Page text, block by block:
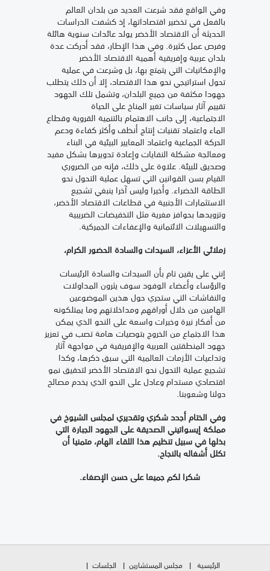
وفي الواقع فقد شرعت العديد من بلدان العالم
بالفعل في تخضير اقتصاداتها، إذ كشفت الدراسات
الحديثة أن الاقتصاد الأخضر يولد عائدات سنوية هائلة
وفرص عمل كثيرة. وفي هذا الإطار، فقد أدركت عدة
بلدان عربية وإفريقية أهمية الاقتصاد الأخضر
والإمكانيات التي يتمتع بها، بل وشرعت في عملية
تحول استراتيجي نحو هذا الاقتصاد، إلا أن ذلك يتطلب
جهودا مكثفة من جميع البلدان، وتشمل تلك الجهود
تقييم آثار سياسات تغير المناخ على الحياة
الاجتماعية، إلى جانب الاهتمام بالتنمية القروية وقطاع
الماء واعتماد تقنيات إنتاج أنظف وأكثر كفاءة ودعم
الحركة الجماعية واعتماد المعايير البيئية في البناء
ومعالجة مشكلة النفايات وإعادة تدويرها بشكل مفيد
وصديق للبيئة. علاوة على ذلك، فإنه من الضروري
القيام بسن القوانين التي تسهل عملية التحول نحو
الطاقة الخضراء. وأخيرا وليس آخرا ينبغي تشجيع
الاستثمارات الأجنبية في قطاعات الاقتصاد الأخضر،
وتزويدها بحوافز مغرية مثل التخفيضات الضريبية
والتسهيلات الائتمانية والإعفاءات الجمركية.
زملائي الأعزاء، السيدات والسادة الحضور الكرام،
إنني على يقين تام بأن السيدات والسادة الرئيسات
والرؤساء وأعضاء الوفود سوف يثرون المداولات
والنقاشات التي ستجري حول هذين الموضوعين
الهامين من خلال أوراقهم ومداخلاتهم وما يمتلكونه
من أفكار نيرة وخبرات واسعة على النحو الذي يمكن
هذا الاجتماع من الخروج بتوصيات هامة تصب في تعزيز
جهود المنطقتين العربية والإفريقية في مواجهة آثار
وتداعيات الأزمات العالمية التي سبق ذكرها، وكذا
تشجيع عملية التحول نحو الاقتصاد الأخضر لتحقيق نمو
اقتصادي مستدام وعادل على النحو الذي يخدم مصالح
دولنا وشعوبنا.
وفي الختام أجدد شكري وتقديري لمجلس الشيوخ في
مملكة إيسواتيني الصديقة على الجهود الجبارة التي
بذلها في سبيل تنظيم هذا اللقاء الهام، متمنيا أن
تكلل أشغاله بالنجاح.
شكرا لكم جميعا على حسن الإصغاء.
الرئيسية مجلس المستشارين الجلسات